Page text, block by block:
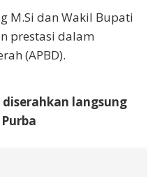
M.Si dan Wakil Bupati
prestasi dalam
(APBD).
langsung